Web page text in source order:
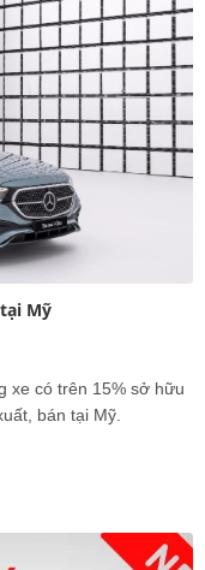
Mỹ
xe có trên 15% sở hữu
bán tại Mỹ.